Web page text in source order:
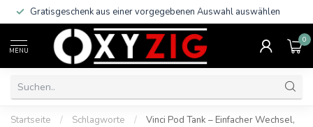
Gratisgeschenk aus einer vorgegebenen Auswahl auswählen
MENU
0
Startseite / Schlagworte /
Vinci Pod Tank – Einfacher Wechsel,